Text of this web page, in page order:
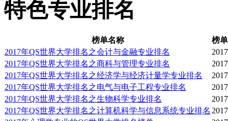
究以及医疗护理设施所
River Campu，其是一
学、研究、医疗护理的
院。
特色专业排名
榜单名称
榜
2017年QS世界大学排名之会计与金融专业排名
2017
2017年QS世界大学排名之商科与管理专业排名
2017
2017年QS世界大学排名之经济学与经济计量学专业排名
2017
2017年QS世界大学排名之电气与电子工程专业排名
2017
2017年QS世界大学排名之生物科学专业排名
2017
2017年QS世界大学排名之计算机科学与信息系统专业排名 2017